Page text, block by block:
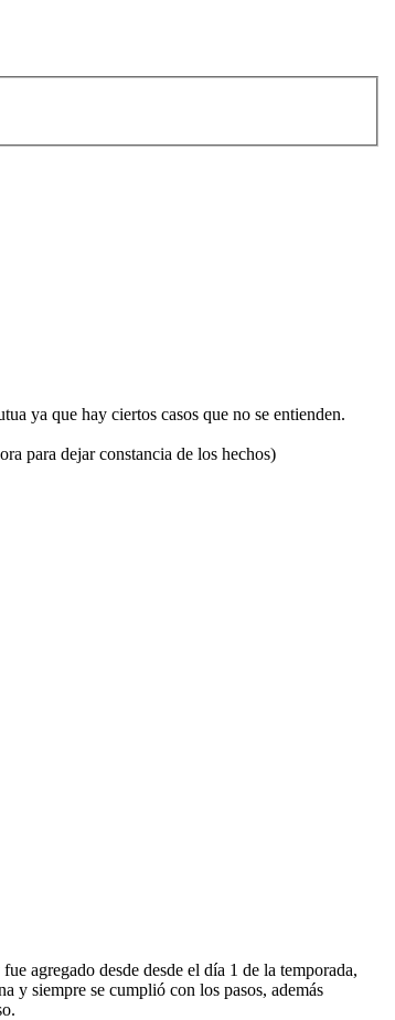
ya que hay ciertos casos que no se entienden.
para dejar constancia de los hechos)
agregado desde desde el día 1 de la temporada,
y siempre se cumplió con los pasos, además